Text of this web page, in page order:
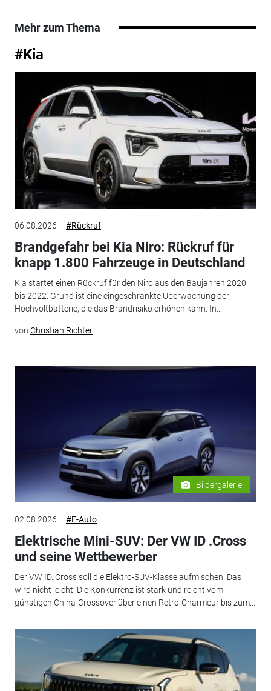
Mehr zum Thema
#Kia
06.08.2026 #Rückruf
Brandgefahr bei Kia Niro: Rückruf für
knapp 1.800 Fahrzeuge in Deutschland
Kia startet einen Rückruf für den Niro aus den Baujahren 2020
bis 2022. Grund ist eine eingeschränkte Überwachung der
Hochvoltbatterie, die das Brandrisiko erhöhen kann. In...
von Christian Richter
Bildergalerie
02.08.2026 #E-Auto
Elektrische Mini-SUV: Der VW ID .Cross
und seine Wettbewerber
Der VW ID. Cross soll die Elektro-SUV-Klasse aufmischen. Das
wird nicht leicht: Die Konkurrenz ist stark und reicht vom
günstigen China-Crossover über einen Retro-Charmeur bis zum...